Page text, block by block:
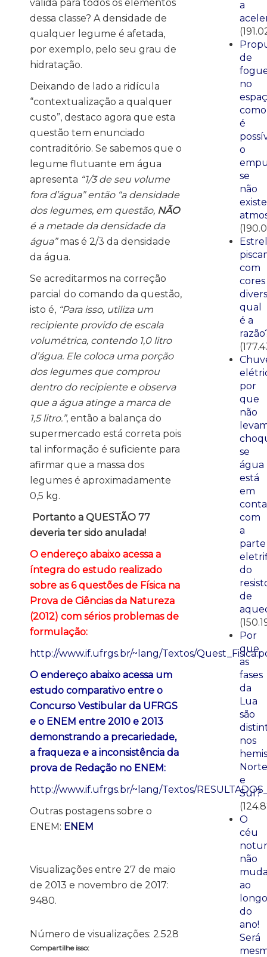
válida para todos os elementos
dessa classe? A densidade de
qualquer legume é afetada,
por exemplo, pelo seu grau de
hidratação.
Deixando de lado a ridícula
“contextualização a qualquer
custo”, destaco agora que esta
questão tem enunciado
contraditório. Se sabemos que o
legume flutuante em água
apresenta “1/3 de seu volume
fora d’água” então “a densidade
dos legumes, em questão, NÃO
é a metade da densidade da
água”mas é 2/3 da densidade
da água.
Se acreditarmos na correção
parcial do comando da questão,
isto é, “Para isso, utiliza um
recipiente provido de escala
volumétrica, contendo 1,0 litro
d’água. Ele coloca uma porção
dos legumes que comprou
dentro do recipiente e observa
que a água atinge a marca de
1,5 litro.”, então a balança do
supermercado está correta pois
tal informação é suficiente para
afirmar que a massa dos
legumes é aproximadamente
0,5 kg.
Portanto a QUESTÃO 77
deveria ter sido anulada!
O endereço abaixo acessa a
íntegra do estudo realizado
sobre as 6 questões de Física na
Prova de Ciências da Natureza
(2012) com sérios problemas de
formulação:
http://www.if.ufrgs.br/~lang/Textos/
O endereço abaixo acessa um
estudo comparativo entre o
Concurso Vestibular da UFRGS
e o ENEM entre 2010 e 2013
demonstrando a precariedade,
a fraqueza e a inconsistência da
prova de Redação no ENEM:
http://www.if.ufrgs.br/~lang/Textos/
Outras postagens sobre o
ENEM: ENEM
Visualizações entre 27 de maio
de 2013 e novembro de 2017:
9480.
Número de visualizações: 2.528
Compartilhe isso:
a
de
no
como
é
o
se
não
existe
com
cores
qual
é a
por
que
não
se
água
está
em
com
a
parte
do
de
Por
que
as
fases
da
Lua
são
nos
Norte
e
Sul?
O
céu
não
ao
longo
do
ano!
Será